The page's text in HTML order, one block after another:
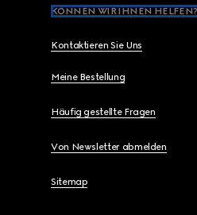
KÖNNEN WIR IHNEN HELFEN?
Kontaktieren Sie Uns
Meine Bestellung
Häufig gestellte Fragen
Von Newsletter abmelden
Sitemap